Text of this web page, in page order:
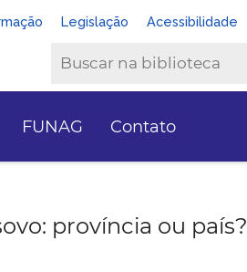
Legislação Acessibilidade
FUNAG Contato
província ou país?